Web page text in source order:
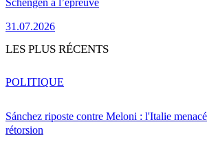
31.07.2026
LES PLUS RÉCENTS
Sánchez riposte contre Meloni : l'Italie
rétorsion
POLITIQUE